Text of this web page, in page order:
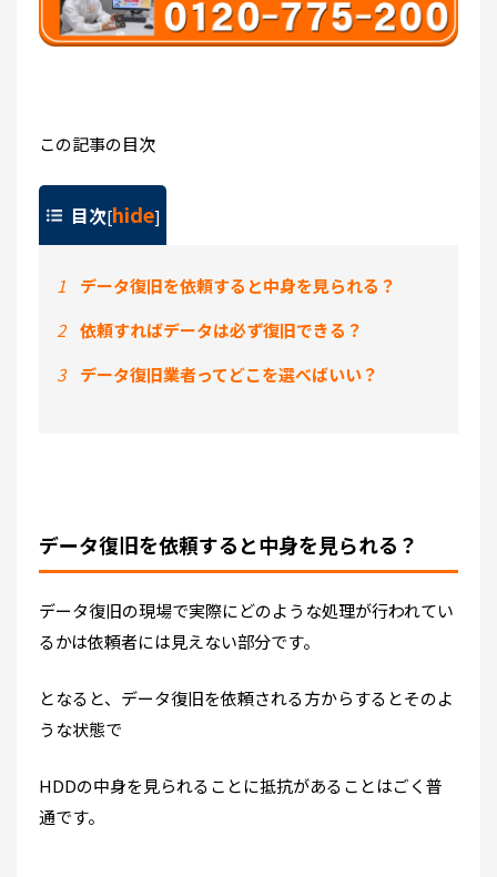
この記事の目次
目次[hide]
1
データ復旧を依頼すると中身を見られる？
2
依頼すればデータは必ず復旧できる？
3
データ復旧業者ってどこを選べばいい？
データ復旧を依頼すると中身を見られる？
データ復旧の現場で実際にどのような処理が行われてい
るかは依頼者には見えない部分です。
となると、データ復旧を依頼される方からするとそのよ
うな状態で
HDDの中身を見られることに抵抗があることはごく普
通です。